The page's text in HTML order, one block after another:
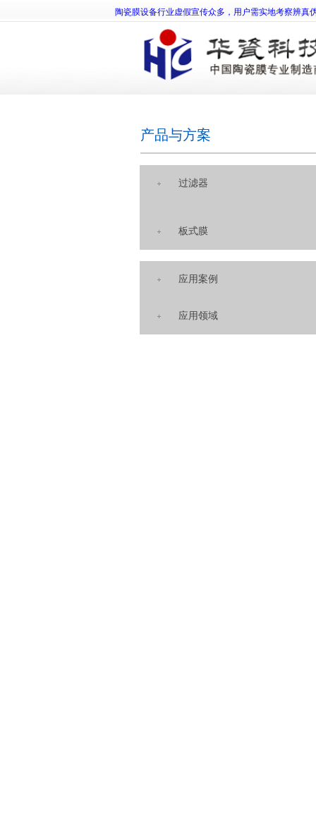
陶瓷膜设备行业虚假宣传众多，用户需实地考察辨真
产品与方案
过滤器
板式膜
应用案例
应用领域